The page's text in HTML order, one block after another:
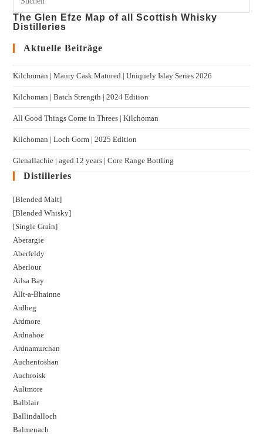
The Glen Efze Map of all Scottish Whisky
Distilleries
Aktuelle Beiträge
Kilchoman | Maury Cask Matured | Uniquely Islay Series 2026
Kilchoman | Batch Strength | 2024 Edition
All Good Things Come in Threes | Kilchoman
Kilchoman | Loch Gorm​ | 2025 Edition
Glenallachie | aged 12 years | Core Range Bottling
Distilleries
[Blended Malt]
[Blended Whisky]
[Single Grain]
Aberargie
Aberfeldy
Aberlour
Ailsa Bay
Allt-a-Bhainne
Ardbeg
Ardmore
Ardnahoe
Ardnamurchan
Auchentoshan
Auchroisk
Aultmore
Balblair
Ballindalloch
Balmenach